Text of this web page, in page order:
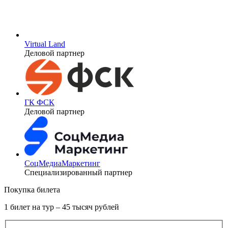
Virtual Land
Деловой партнер
ГК ФСК
Деловой партнер
СоцМедиаМаркетинг
Специализированный партнер
Покупка билета
1 билет на тур – 45 тысяч рублей